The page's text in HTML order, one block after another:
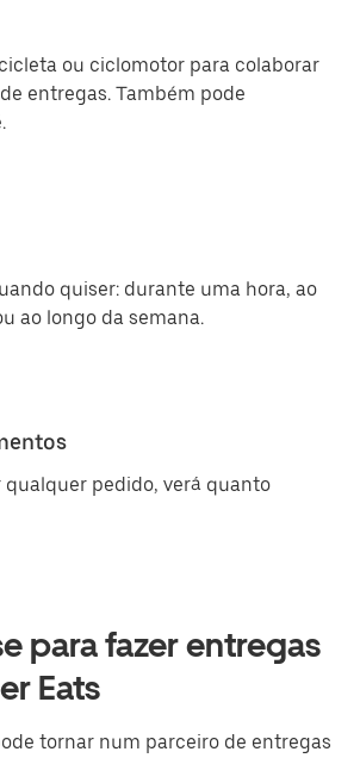
ou ciclomotor para colaborar
entregas. Também pode
quiser: durante uma hora, ao
ao longo da semana.
pedido, verá quanto
para fazer entregas
Eats
tornar num parceiro de entregas